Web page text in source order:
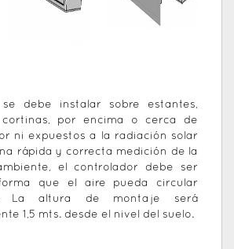
debe instalar sobre estantes,
por encima o cerca de
ni expuestos a la radiación solar
rápida y correcta medición de la
el controlador debe ser
que el aire pueda circular
La altura de montaje será
1,5 mts. desde el nivel del suelo.